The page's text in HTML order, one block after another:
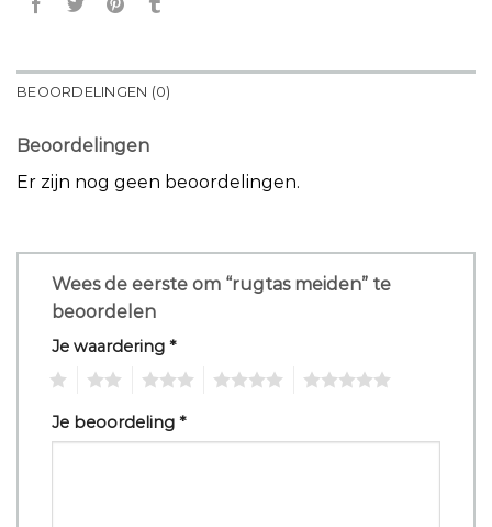
BEOORDELINGEN (0)
Beoordelingen
Er zijn nog geen beoordelingen.
Wees de eerste om “rugtas meiden” te
beoordelen
Je waardering *
Je beoordeling *